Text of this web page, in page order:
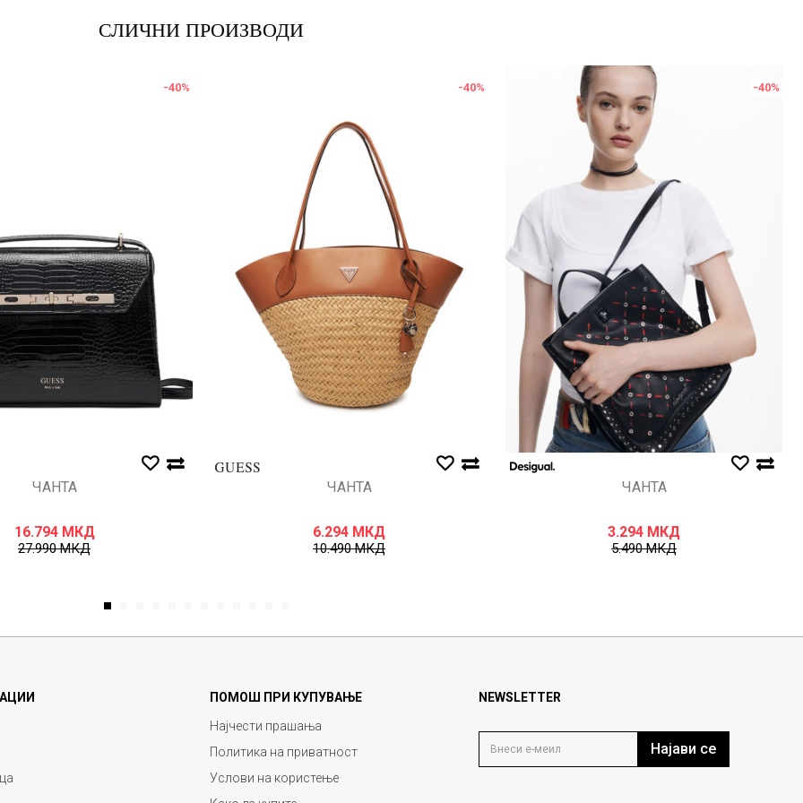
СЛИЧНИ ПРОИЗВОДИ
-40%
ЧАНТА
16.794 МКД
27.990МКД
-40%
ЧАНТА
6.294 МКД
10.490МКД
-40%
ЧАНТА
3.294 МКД
5.490МКД
1
ПОМОШ ПРИ КУПУВАЊЕ
Најчести прашања
Политика на приватност
Услови на користење
NEWSLETTER
Најави се